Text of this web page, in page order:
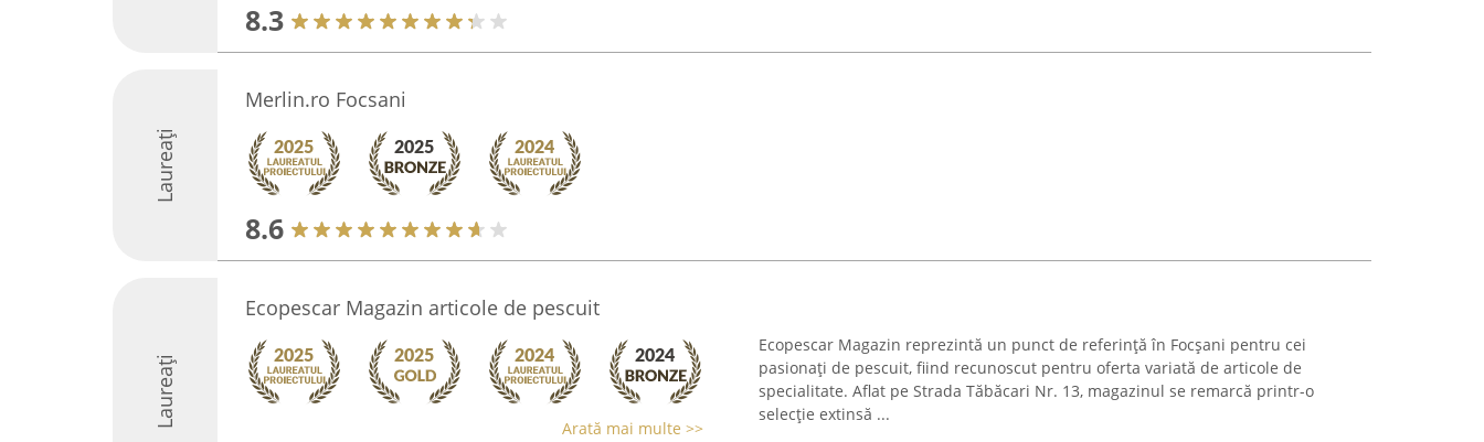
8.3
Laureați
Merlin.ro Focsani
8.6
Laureați
Ecopescar Magazin articole de pescuit
Arată mai multe >>
Ecopescar Magazin reprezintă un punct de referință în Focșani pentru cei
pasionați de pescuit, fiind recunoscut pentru oferta variată de articole de
specialitate. Aflat pe Strada Tăbăcari Nr. 13, magazinul se remarcă printr-o
selecție extinsă ...